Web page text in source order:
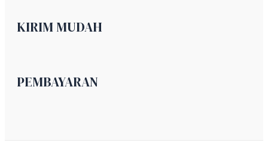
KIRIM MUDAH
PEMBAYARAN